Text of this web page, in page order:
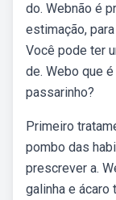
do. Webnão é
estimação,
Você pode ter
de. Webo que
passarinho?
Primeiro
pombo das
prescrever a.
galinha e ácaro